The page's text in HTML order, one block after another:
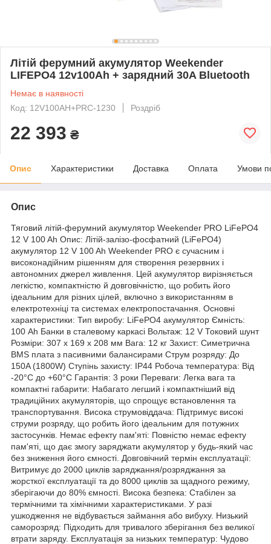
Літій ферумний акумулятор Weekender
LIFEPO4 12v100Ah + зарядний 30A Bluetooth
Немає в наявності
Код: 12V100AH+PRC-1230
Роздріб
22 393 ₴
Опис Характеристики Доставка Оплата Умови
Опис
Тяговий літій-ферумний акумулятор Weekender PRO LiFePO4
12 V 100 Ah Опис: Літій-залізо-фосфатний (LiFePO4)
акумулятор 12 V 100 Ah Weekender PRO є сучасним і
високонадійним рішенням для створення резервних і
автономних джерел живлення. Цей акумулятор вирізняється
легкістю, компактністю й довговічністю, що робить його
ідеальним для різних цілей, включно з використанням в
електротехніці та системах електропостачання. Основні
характеристики: Тип виробу: LiFePO4 акумулятор Ємність:
100 Ah Банки в сталевому каркасі Вольтаж: 12 V Токовий шунт
Розміри: 307 x 169 x 208 мм Вага: 12 кг Захист: Симетрична
BMS плата з пасивними балансирами Струм розряду: До
150A (1800W) Ступінь захисту: IP44 Робоча температура: Від
-20°C до +60°C Гарантія: 3 роки Переваги: Легка вага та
компактні габарити: Набагато легший і компактніший від
традиційних акумуляторів, що спрощує встановлення та
транспортування. Висока струмовіддача: Підтримує високі
струми розряду, що робить його ідеальним для потужних
застосунків. Немає ефекту пам'яті: Повністю немає ефекту
пам'яті, що дає змогу заряджати акумулятор у будь-який час
без зниження його ємності. Довговічний термін експлуатації:
Витримує до 2000 циклів заряджання/розряджання за
жорсткої експлуатації та до 8000 циклів за щадного режиму,
зберігаючи до 80% ємності. Висока безпека: Стабілен за
термічними та хімічними характеристиками. У разі
ушкодження не відбувається займання або вибуху. Низький
саморозряд: Підходить для тривалого зберігання без великої
втрати заряду. Експлуатація за низьких температур: Чудово